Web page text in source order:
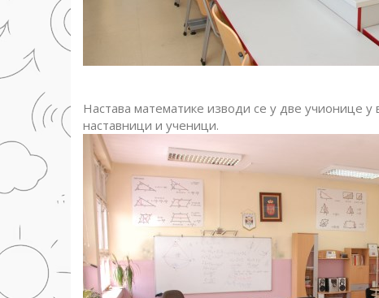
Настава математике изводи се у две учионице
наставници и ученици.